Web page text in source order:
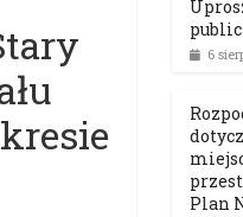
6
Plan